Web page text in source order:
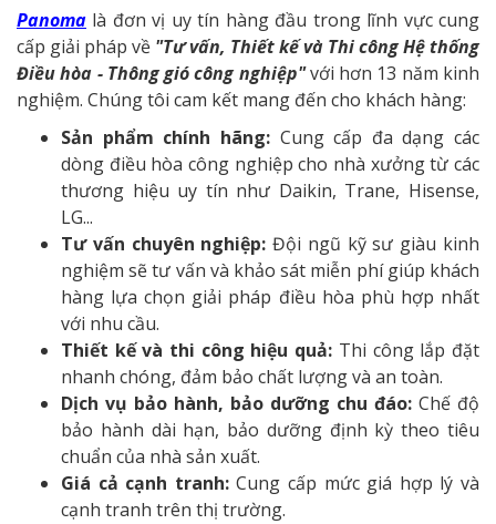
Panoma là đơn vị uy tín hàng đầu trong lĩnh vực cung
cấp giải pháp về "Tư vấn, Thiết kế và Thi công Hệ thống
Điều hòa - Thông gió công nghiệp"với hơn 13 năm kinh
nghiệm. Chúng tôi cam kết mang đến cho khách hàng:
Sản phẩm chính hãng:Cung cấp đa dạng các
dòng điều hòa công nghiệp cho nhà xưởng từ các
thương hiệu uy tín như Daikin, Trane, Hisense,
LG...
Tư vấn chuyên nghiệp:Đội ngũ kỹ sư giàu kinh
nghiệm sẽ tư vấn và khảo sát miễn phí giúp khách
hàng lựa chọn giải pháp điều hòa phù hợp nhất
với nhu cầu.
Thiết kế và thi công hiệu quả: Thi công lắp đặt
nhanh chóng, đảm bảo chất lượng và an toàn.
Dịch vụ bảo hành, bảo dưỡng chu đáo: Chế độ
bảo hành dài hạn, bảo dưỡng định kỳ theo tiêu
chuẩn của nhà sản xuất.
Giá cả cạnh tranh:Cung cấp mức giá hợp lý và
cạnh tranh trên thị trường.